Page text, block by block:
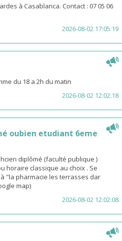
à Casablanca. Contact : 07 05 06
2026-08-02 17:05:19
du 18 a 2h du matin
2026-08-02 12:02:18
oubien etudiant 6eme
diplômé (faculté publique )
horaire classique au choix . Se
"la pharmacie les terrasses dar
map)
2026-08-02 12:02:08